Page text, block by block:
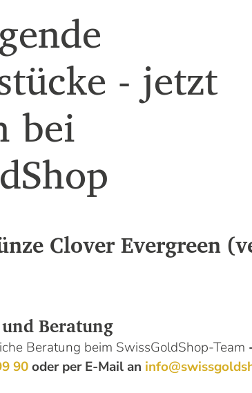
- jetzt
bei
Clover Evergreen
Beratung
Beratung beim SwissGoldShop-Team
90oder per E-Mail an